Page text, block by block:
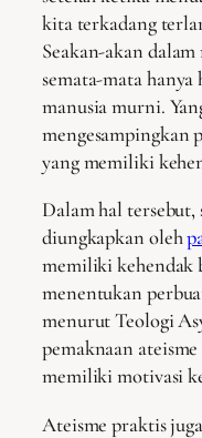
kita terkadang
Seakan-akan
semata-mata
manusia murni.
mengesampingkan
yang memiliki
Dalam hal tersebut,
diungkapkan oleh
memiliki kehendak
menentukan
menurut Teologi
pemaknaan
memiliki motivasi
Ateisme praktis